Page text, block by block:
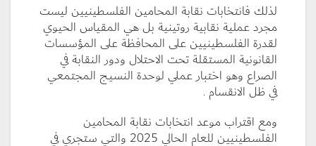
لذلك فانتخابات نقابة المحامين الفلسطينيين ليست
مجرد عملية نقابية روتينية بل هي المقياس الحيوي
لقدرة الفلسطينيين على المحافظة على المؤسسات
القانونية المستقلة تحت الاحتلال ودور النقابة في
الصراع وهو اختبار عملي لوحدة النسيج المجتمعي
في ظل الانقسام .
ومع اقتراب موعد انتخابات نقابة المحامين
الفلسطينيين للعام الحالي 2025 والتي ستجري في